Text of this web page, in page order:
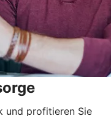
und profitieren Sie